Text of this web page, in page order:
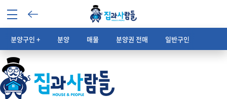
분양구인 + 분양 매물 분양권 전매 일반구인